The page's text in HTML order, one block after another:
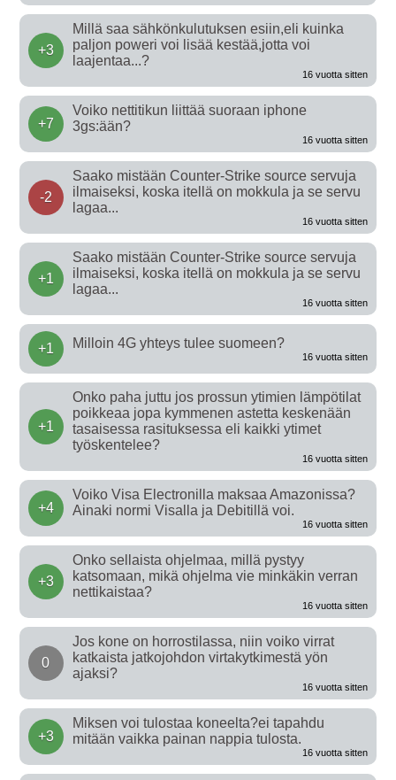
+3
Millä saa sähkönkulutuksen esiin,eli kuinka
paljon poweri voi lisää kestää,jotta voi
laajentaa...?
16 vuotta sitten
+7
Voiko nettitikun liittää suoraan iphone
3gs:ään?
16 vuotta sitten
-2
Saako mistään Counter-Strike source servuja
ilmaiseksi, koska itellä on mokkula ja se servu
lagaa...
16 vuotta sitten
+1
Saako mistään Counter-Strike source servuja
ilmaiseksi, koska itellä on mokkula ja se servu
lagaa...
16 vuotta sitten
+1 Milloin 4G yhteys tulee suomeen?
16 vuotta sitten
+1
Onko paha juttu jos prossun ytimien lämpötilat
poikkeaa jopa kymmenen astetta keskenään
tasaisessa rasituksessa eli kaikki ytimet
työskentelee?
16 vuotta sitten
+4
Voiko Visa Electronilla maksaa Amazonissa?
Ainaki normi Visalla ja Debitillä voi.
16 vuotta sitten
+3
Onko sellaista ohjelmaa, millä pystyy
katsomaan, mikä ohjelma vie minkäkin verran
nettikaistaa?
16 vuotta sitten
0
Jos kone on horrostilassa, niin voiko virrat
katkaista jatkojohdon virtakytkimestä yön
ajaksi?
16 vuotta sitten
+3
Miksen voi tulostaa koneelta?ei tapahdu
mitään vaikka painan nappia tulosta.
16 vuotta sitten